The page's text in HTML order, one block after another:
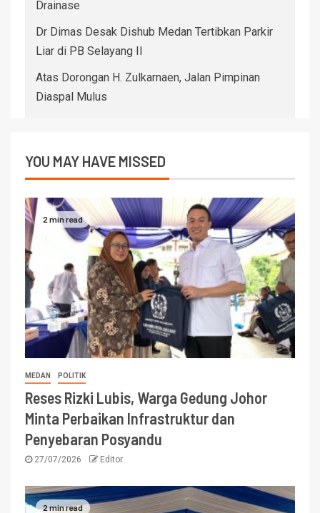
Drainase
Dr Dimas Desak Dishub Medan Tertibkan Parkir
Liar di PB Selayang II
Atas Dorongan H. Zulkarnaen, Jalan Pimpinan
Diaspal Mulus
YOU MAY HAVE MISSED
2 min read
MEDAN POLITIK
Reses Rizki Lubis, Warga Gedung Johor
Minta Perbaikan Infrastruktur dan
Penyebaran Posyandu
27/07/2026 Editor
2 min read